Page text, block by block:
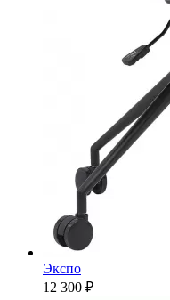
Экспо
12 300 ₽